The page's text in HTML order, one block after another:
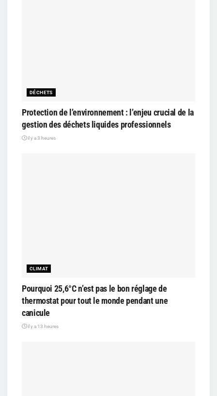
DÉCHETS
Protection de l’environnement : l’enjeu crucial de la
gestion des déchets liquides professionnels
il y a 3 heures
CLIMAT
Pourquoi 25,6°C n’est pas le bon réglage de
thermostat pour tout le monde pendant une
canicule
il y a 13 heures